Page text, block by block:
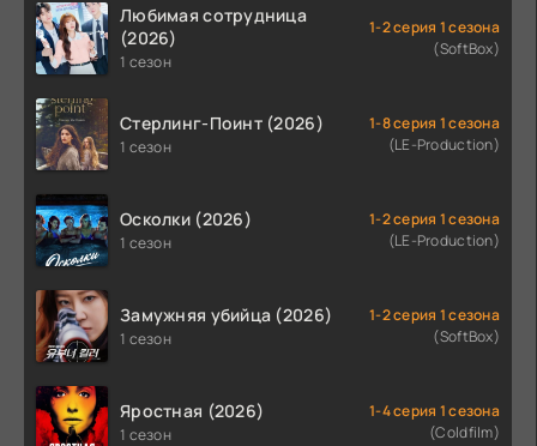
Любимая сотрудница
(2026)
1 сезон
1-2 серия 1 сезона
(SoftBox)
Стерлинг-Поинт (2026)
1 сезон
1-8 серия 1 сезона
(LE-Production)
Осколки (2026)
1 сезон
1-2 серия 1 сезона
(LE-Production)
Замужняя убийца (2026)
1 сезон
1-2 серия 1 сезона
(SoftBox)
Яростная (2026)
1 сезон
1-4 серия 1 сезона
(Coldfilm)